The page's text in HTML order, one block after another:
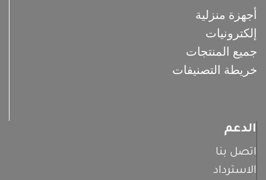
أجهزة منزلية
إلكترونيات
جميع المنتجات
خريطة التصنيفات
الدعم
اتصل بنا
الاسترداد